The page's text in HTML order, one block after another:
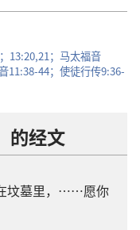
13:20,21； 马太福音
11:38-44； 使徒行传9:36-
的经文
坟墓里，……愿你